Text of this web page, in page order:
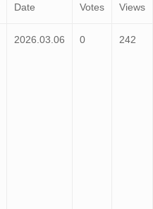
Date Votes Views
2026.03.06 0 242